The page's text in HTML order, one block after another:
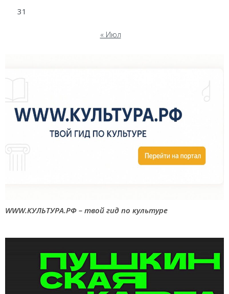
31
« Июл
WWW.КУЛЬТУРА.РФ – твой гид по культуре